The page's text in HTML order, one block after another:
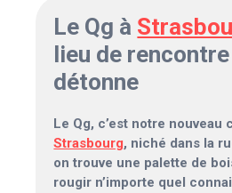
Le Qg à
lieu de
détonne
Le Qg, c’est notre
Strasbourg, niché dans la
on trouve une palette de
rougir n’importe quel